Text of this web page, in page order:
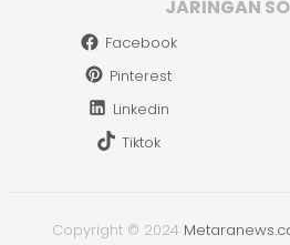
JARINGAN
Facebook
Pinterest
Linkedin
Tiktok
Copyright © 2024